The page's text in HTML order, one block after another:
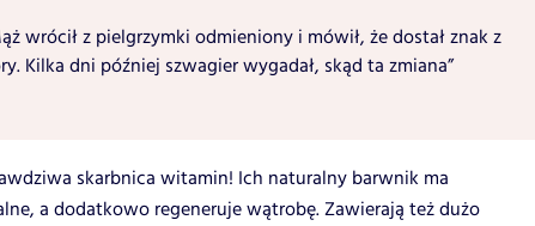
wrócił z pielgrzymki odmieniony i mówił, że dostał znak z
Kilka dni później szwagier wygadał, skąd ta zmiana”
skarbnica witamin! Ich naturalny barwnik ma
a dodatkowo regeneruje wątrobę. Zawierają też dużo